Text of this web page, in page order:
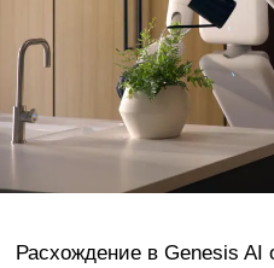
Расхождение в Genesis AI